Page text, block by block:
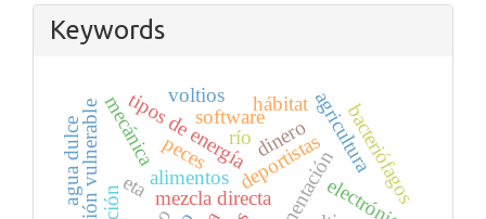
Keywords
deportistas
alimentación
mezcla directa
etaalimentos
agricultura
electrónica
mecánica
tipos de energía bacteriófagos
dinero
software
peces
hábitat
río
agua dulce
voltios